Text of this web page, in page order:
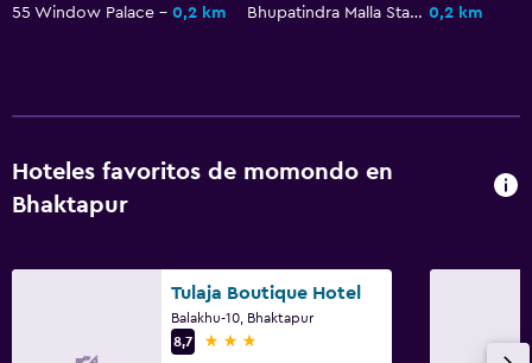
55 Window Palace
0,2 km Bhupatindra Malla Statue 0,2 km
Hoteles favoritos de momondo en
Bhaktapur
Tulaja Boutique Hotel
Balakhu-10, Bhaktapur
8,7
3 estrellas